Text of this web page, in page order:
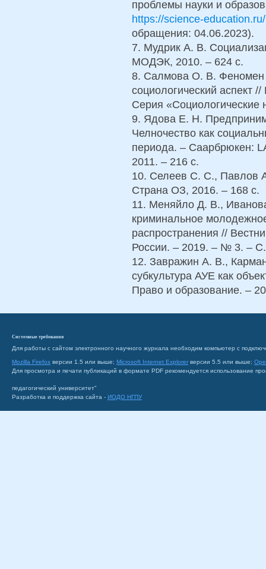
проблемы науки и
https://science-
обращения: 04.06.2023).
7. Мудрик А. В.
МОДЭК, 2010. – 624 с.
8. Салмова О. В. Феномен
социологический аспект
Серия
9. Ядова Е. Н.
Челночество как
периода. – Саарбрюкен:
2011. – 216 с.
10. Селеев С. С., Павлов
Страна ОЗ, 2016. – 168 c.
11. Меняйло Д. В.,
криминальное
распространения //
России. – 2019. – № 3. –
12. Завражин А. В.,
субкультура АУЕ как
Право и образование. –
Системные требования
Для работы с сайтом электронного научного журнала необходим компьютер с
Mozilla Firefox версии 1.5 или выше; Microsoft Internet Explorer версии 5.5 или выше;
Для просмотра и печати публикаций в формате PDF рекомендуется использование
педагогический университет"
Разработка и поддержка сайта - ИОДО НГПУ